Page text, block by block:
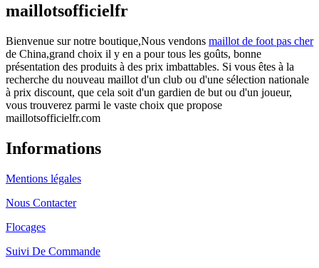
maillotsofficielfr
Bienvenue sur notre boutique,Nous vendons maillot de foot pas cher
de China,grand choix il y en a pour tous les goûts, bonne
présentation des produits à des prix imbattables. Si vous êtes à la
recherche du nouveau maillot d'un club ou d'une sélection nationale
à prix discount, que cela soit d'un gardien de but ou d'un joueur,
vous trouverez parmi le vaste choix que propose
maillotsofficielfr.com
Informations
Mentions légales
Nous Contacter
Flocages
Suivi De Commande